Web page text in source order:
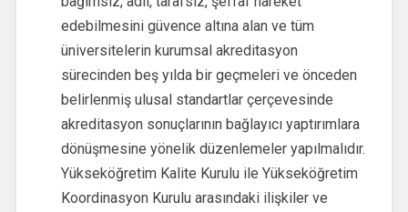
edebilmesini güvence altına alan ve tüm
üniversitelerin kurumsal akreditasyon
sürecinden beş yılda bir geçmeleri ve önceden
belirlenmiş ulusal standartlar çerçevesinde
akreditasyon sonuçlarının bağlayıcı yaptırımlara
dönüşmesine yönelik düzenlemeler yapılmalıdır.
Yükseköğretim Kalite Kurulu ile Yükseköğretim
Koordinasyon Kurulu arasındaki ilişkiler ve